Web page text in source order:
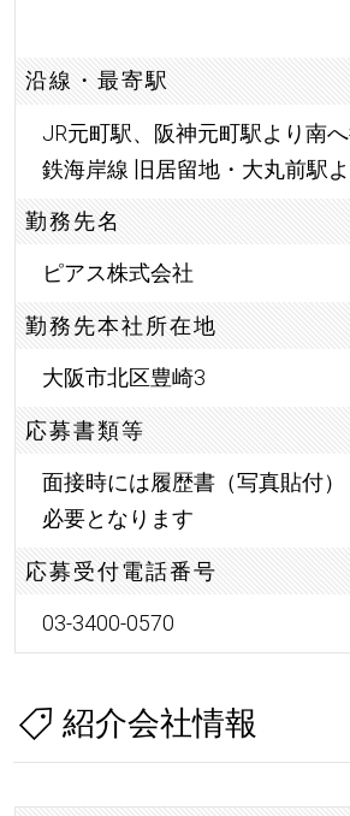
沿線・最寄駅
JR元町駅、阪神元町駅より南
鉄海岸線 旧居留地・大丸前駅
勤務先名
ピアス株式会社
勤務先本社所在地
大阪市北区豊崎3
応募書類等
面接時には履歴書（写真貼付
必要となります
応募受付電話番号
03-3400-0570
紹介会社情報